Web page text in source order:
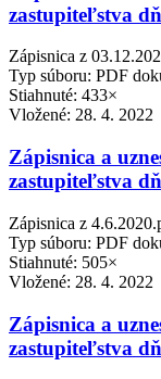
zastupiteľstva
Zápisnica z
Typ súboru: PDF
Stiahnuté: 433×
Vložené: 28. 4. 2022
Zápisnica a
zastupiteľstva
Zápisnica z
Typ súboru: PDF
Stiahnuté: 505×
Vložené: 28. 4. 2022
Zápisnica a
zastupiteľstva